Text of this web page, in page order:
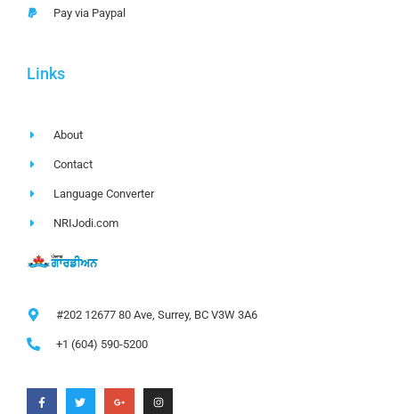
Pay via Paypal
Links
About
Contact
Language Converter
NRIJodi.com
#202 12677 80 Ave, Surrey, BC V3W 3A6
+1 (604) 590-5200